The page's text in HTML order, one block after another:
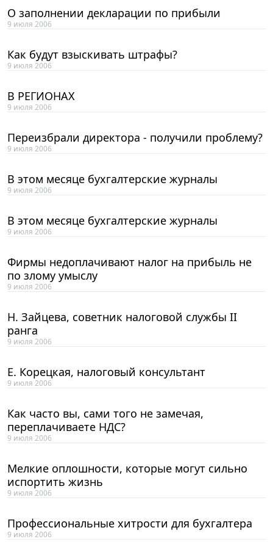
О заполнении декларации по прибыли
9 июля 2006
Как будут взыскивать штрафы?
9 июля 2006
В РЕГИОНАХ
9 июля 2006
Переизбрали директора - получили проблему?
9 июля 2006
В этом месяце бухгалтерские журналы
9 июля 2006
В этом месяце бухгалтерские журналы
9 июля 2006
Фирмы недоплачивают налог на прибыль не
по злому умыслу
9 июля 2006
Н. Зайцева, советник налоговой службы II
ранга
9 июля 2006
Е. Корецкая, налоговый консультант
9 июля 2006
Как часто вы, сами того не замечая,
переплачиваете НДС?
9 июля 2006
Мелкие оплошности, которые могут сильно
испортить жизнь
9 июля 2006
Профессиональные хитрости для бухгалтера
9 июля 2006